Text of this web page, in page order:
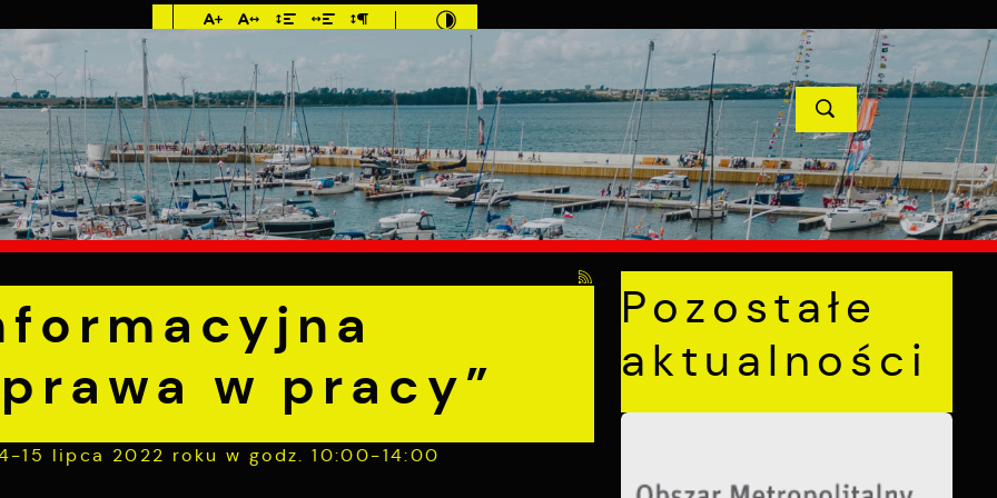
Imieniny: Sława,
Jakub, Stefan
MIESZKANIEC TURYSTYKA INWESTYCJE PROJEKTY UNIJNE KONTAKT
„Poznaj swoje prawa w pracy” POPRZEDNI NASTĘPNY
w pracy”
15 lipca 2022 roku w godz. 10:00-14:00
Pozostałe
aktualności